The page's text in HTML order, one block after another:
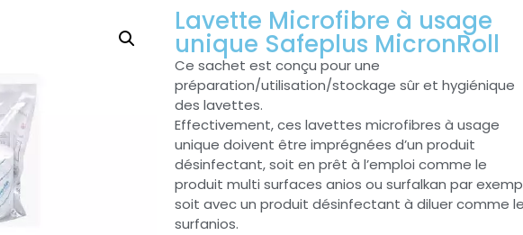
Lavette Microfibre à usage
unique Safeplus MicronRoll
Ce sachet est conçu pour une
préparation/utilisation/stockage sûr et hygiénique
des lavettes.
Effectivement, ces lavettes microfibres à usage
unique doivent être imprégnées d’un produit
désinfectant, soit en prêt à l’emploi comme le
produit multi surfaces anios ou surfalkan par
soit avec un produit désinfectant à diluer comme le
surfanios.